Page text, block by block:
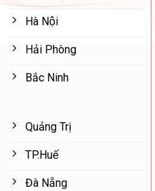
Hà Nội
Hải Phòng
Bắc Ninh
Quảng Trị
TP.Huế
Đà Nẵng